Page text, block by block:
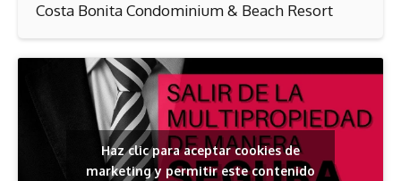
Costa Bonita Condominium & Beach Resort
Haz clic para aceptar cookies de
marketing y permitir este contenido